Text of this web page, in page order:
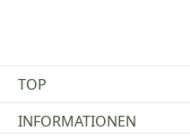
TOP
INFORMATIONEN